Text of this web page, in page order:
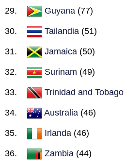
Guyana (77)
Tailandia (51)
Jamaica (50)
Surinam (49)
Trinidad and Tobago
Australia (46)
Irlanda (46)
Zambia (44)